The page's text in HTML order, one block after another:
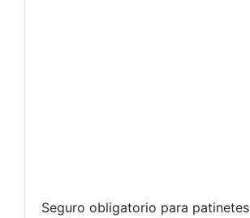
Seguro obligatorio para